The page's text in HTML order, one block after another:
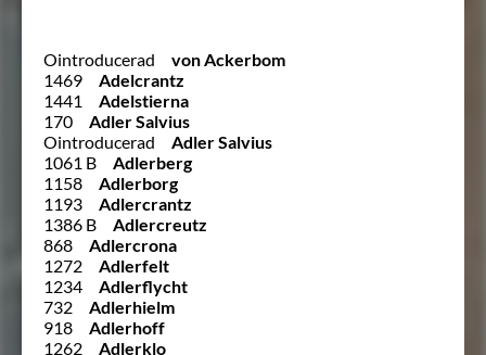
Ointroducerad
von Ackerbom
1469
Adelcrantz
1441
Adelstierna
170
Adler Salvius
Ointroducerad
Adler Salvius
1061 B
Adlerberg
1158
Adlerborg
1193
Adlercrantz
1386 B
Adlercreutz
868
Adlercrona
1272
Adlerfelt
1234
Adlerflycht
732
Adlerhielm
918
Adlerhoff
1262
Adlerklo